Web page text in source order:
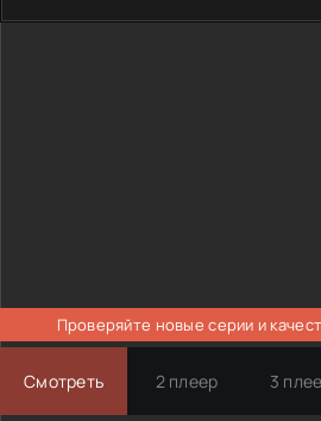
Проверяйте новые серии и
Смотреть 2 плеер 3